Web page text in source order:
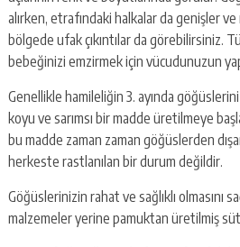
alırken, etrafındaki halkalar da genişler ve
bölgede ufak çıkıntılar da görebilirsiniz.
bebeğinizi emzirmek için vücudunuzun
Genellikle hamileliğin 3. ayında
koyu ve sarımsı bir madde üretilmeye
bu madde zaman zaman göğüslerden
herkeste rastlanılan bir durum değildir.
Göğüslerinizin rahat ve sağlıklı olmasını
malzemeler yerine pamuktan üretilmiş